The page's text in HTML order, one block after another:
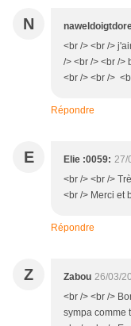
N
<br /> <br />
/> <br /> <br />
<br /> <br />
Répondre
E Elie :0059: 27/
<br /> <br />
<br /> Merci et
Répondre
Z Zabou 26/03/
<br /> <br />
sympa comme